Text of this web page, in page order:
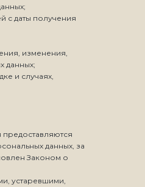
с даты получения
изменения,
данных;
и случаях,
данных, за
Законом о
устаревшими,